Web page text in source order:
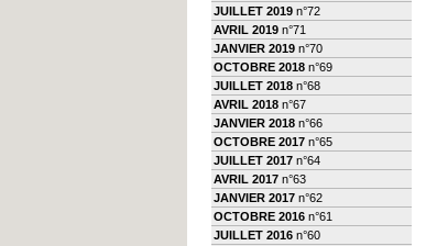
JUILLET 2019 n°72
AVRIL 2019 n°71
JANVIER 2019 n°70
OCTOBRE 2018 n°69
JUILLET 2018 n°68
AVRIL 2018 n°67
JANVIER 2018 n°66
OCTOBRE 2017 n°65
JUILLET 2017 n°64
AVRIL 2017 n°63
JANVIER 2017 n°62
OCTOBRE 2016 n°61
JUILLET 2016 n°60